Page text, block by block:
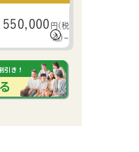
550,000 円 (税
込) ~